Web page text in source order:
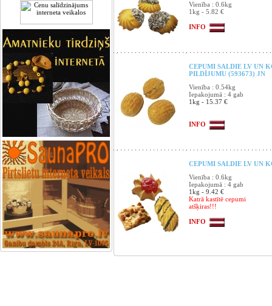
Vienība : 0.6kg
1kg - 5.82 €
INFO
CEPUMI SALDIE LV UN
PILDĪJUMU (593673) JN
Vienība : 0.54kg
Iepakojumā : 4 gab
1kg - 15.37 €
INFO
CEPUMI SALDIE LV UN
Vienība : 0.6kg
Iepakojumā : 4 gab
1kg - 9.42 €
Katrā kastītē cepumi
atšķiras!!!
INFO